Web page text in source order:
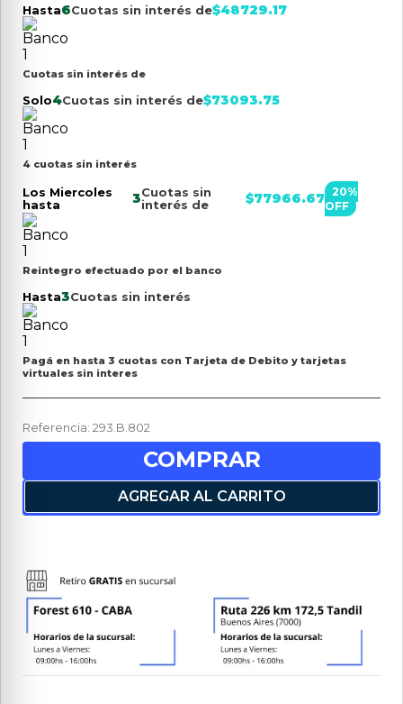
Hasta6Cuotas sin interés de$48729.17
Cuotas sin interés de
Solo4Cuotas sin interés de$73093.75
4 cuotas sin interés
Los Miercoles
hasta
3Cuotas sin
interés de
$77966.67 20%
OFF
Reintegro efectuado por el banco
Hasta3Cuotas sin interés
Pagá en hasta 3 cuotas con Tarjeta de Debito y tarjetas
virtuales sin interes
Referencia: 293.B.802
COMPRAR
AGREGAR AL CARRITO